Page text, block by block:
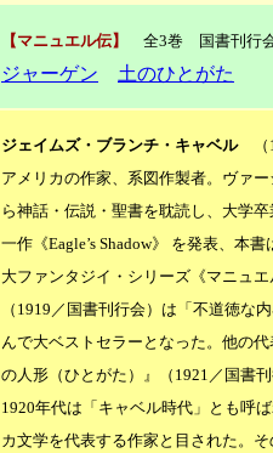
【マニュエル伝】 全3巻 国書刊行
ジャーゲン 土のひとがた
ジェイムズ・ブランチ・キャベル（
アメリカの作家、系図作製者。ヴァ
ら神話・伝説・聖書を耽読し、大学
一作《Eagle’s Shadow》 を発表、本
大ファンタジイ・シリーズ《マニュ
（1919／国書刊行会）は「不道徳な
んで大ベストセラーとなった。他の
の人形（ひとがた）』（1921／国書
1920年代は「キャベル時代」とも呼
カ文学を代表する作家と目された。